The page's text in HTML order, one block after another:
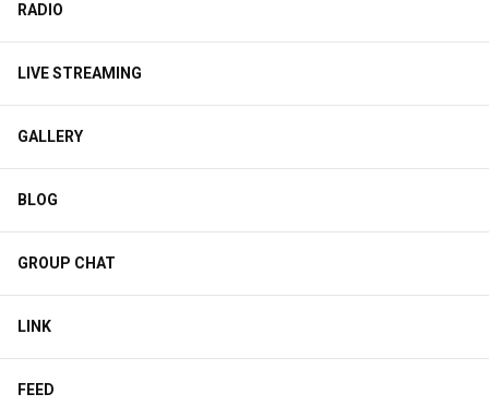
RADIO
LIVE STREAMING
GALLERY
BLOG
GROUP CHAT
LINK
FEED